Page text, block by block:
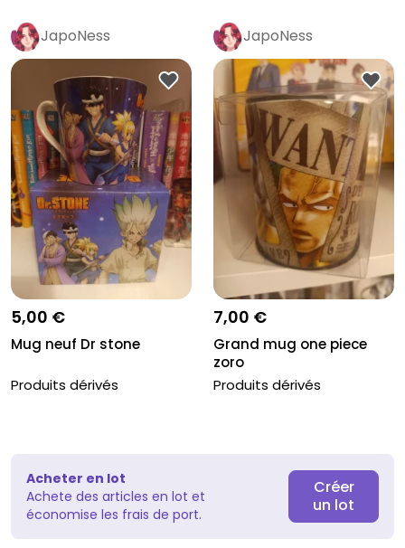
JapoNess
5,00 €
Mug neuf Dr stone
Produits dérivés
JapoNess
7,00 €
Grand mug one piece
zoro
Produits dérivés
Acheter en lot
Achete des articles en lot et
économise les frais de port.
Créer
un lot